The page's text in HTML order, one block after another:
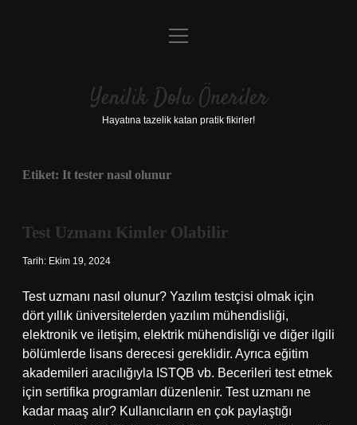
Anasayfa
Yasal Uyarı
menüyü
Yenilik Dolu Öneriler
Hayatına tazelik katan pratik fikirler!
Etiket: It tester nasıl olunur
Test Uzmanı Kimler Olabilir
Tarih: Ekim 19, 2024
Test uzmanı nasıl olunur? Yazılım testçisi olmak için
dört yıllık üniversitelerden yazılım mühendisliği,
elektronik ve iletişim, elektrik mühendisliği ve diğer ilgili
bölümlerde lisans derecesi gereklidir. Ayrıca eğitim
akademileri aracılığıyla ISTQB vb. Becerileri test etmek
için sertifika programları düzenlenir. Test uzmanı ne
kadar maaş alır? Kullanıcıların en çok paylaştığı